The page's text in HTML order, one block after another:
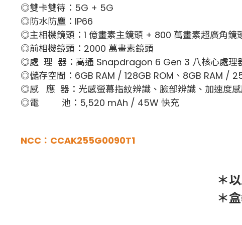
◎雙卡雙待：5G + 5G
◎防水防塵：IP66
◎主相機鏡頭：1 億畫素主鏡頭 + 800 萬畫素超廣角鏡
◎前相機鏡頭：2000 萬畫素鏡頭
◎處 理 器：高通 Snapdragon 6 Gen 3 八核心處理
◎儲存空間：6GB RAM / 128GB ROM、8GB RAM /
◎感 應 器：光感螢幕指紋辨識、臉部辨識、加速度感
◎電 池：5,520 mAh / 45W 快充
NCC：CCAK255G0090T1
＊
＊